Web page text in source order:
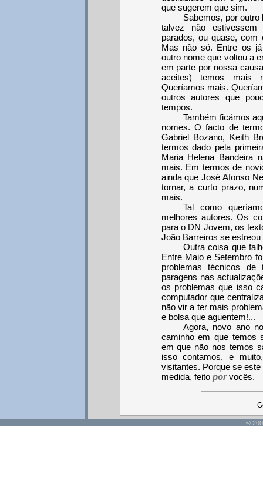
que sugerem que sim.
Sabemos, por outro
talvez não estivessem
parados, ou quase, com
Mas não só. Entre os
outro nome que voltou a
em parte por nossa
aceites) temos mais
Queríamos mais.
outros autores que
tempos.
Também ficámos
nomes. O facto de
Gabriel Bozano, Keith
termos dado pela
Maria Helena Bandeira
mais. Em termos de
ainda que José Afonso
tornar, a curto prazo,
mais.
Tal como
melhores autores. Os
para o DN Jovem, os
João Barreiros se
Outra coisa que
Entre Maio e Setembro
problemas técnicos
paragens nas
os problemas que isso
computador que
não vir a ter mais
e bolsa que aguentem!...
Agora, novo ano
caminho em que temos
em que não nos temos
isso contamos, e
visitantes. Porque se
medida, feito porvocês.
©